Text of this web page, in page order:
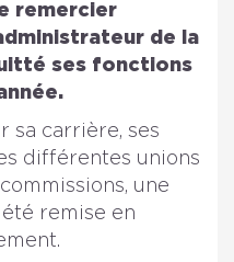
remercier
de la
ses fonctions
sa carrière, ses
différentes unions
une
remise en